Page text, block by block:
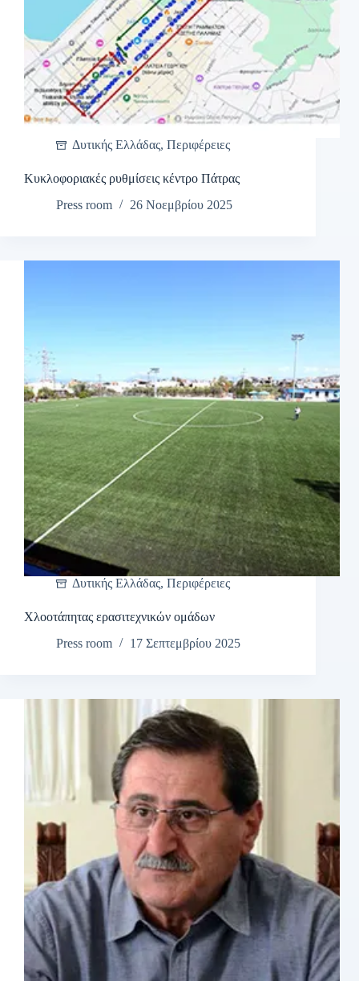
Δυτικής Ελλάδας, Περιφέρειες
Κυκλοφοριακές ρυθμίσεις κέντρο Πάτρας
Press room
26 Νοεμβρίου 2025
Δυτικής Ελλάδας, Περιφέρειες
Χλοοτάπητας ερασιτεχνικών ομάδων
Press room
17 Σεπτεμβρίου 2025